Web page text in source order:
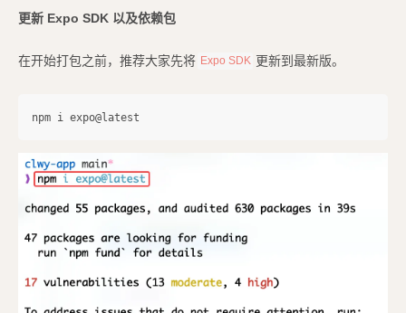
更新 Expo SDK 以及依赖包
在开始打包之前，推荐大家先将 Expo SDK 更新到最新版。